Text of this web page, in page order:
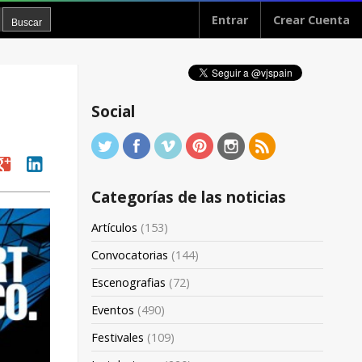
Entrar Crear Cuenta
linkedin
Social
Categorías de las noticias
Artículos (153)
Convocatorias (144)
Escenografias (72)
Eventos (490)
Festivales (109)